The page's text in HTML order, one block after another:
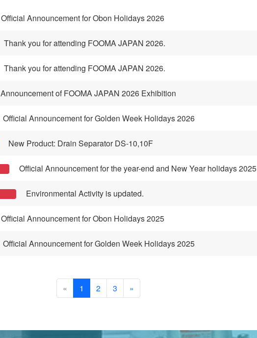
Official Announcement for Obon Holidays 2026
Thank you for attending FOOMA JAPAN 2026.
Thank you for attending FOOMA JAPAN 2026.
Announcement of FOOMA JAPAN 2026 Exhibition
Official Announcement for Golden Week Holidays 2026
New Product: Drain Separator DS-10,10F
Official Announcement for the year-end and New Year holidays 2025
Environmental Activity is updated.
Official Announcement for Obon Holidays 2025
Official Announcement for Golden Week Holidays 2025
« 1 2 3 »